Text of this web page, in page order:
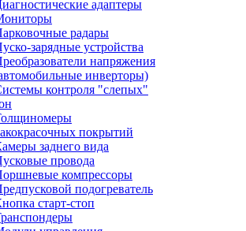
адаптеры
радары
зарядные устройства
напряжения
инверторы)
контроля "слепых"
покрытий
заднего вида
провода
компрессоры
подогреватель
старт-стоп